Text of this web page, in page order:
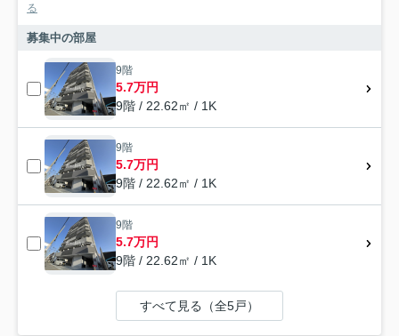
る
募集中の部屋
9階
5.7万円
9階 / 22.62㎡ / 1K
9階
5.7万円
9階 / 22.62㎡ / 1K
9階
5.7万円
9階 / 22.62㎡ / 1K
すべて見る（全5戸）